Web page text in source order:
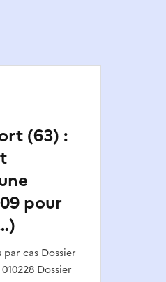
(63) :
pour
cas Dossier
Dossier